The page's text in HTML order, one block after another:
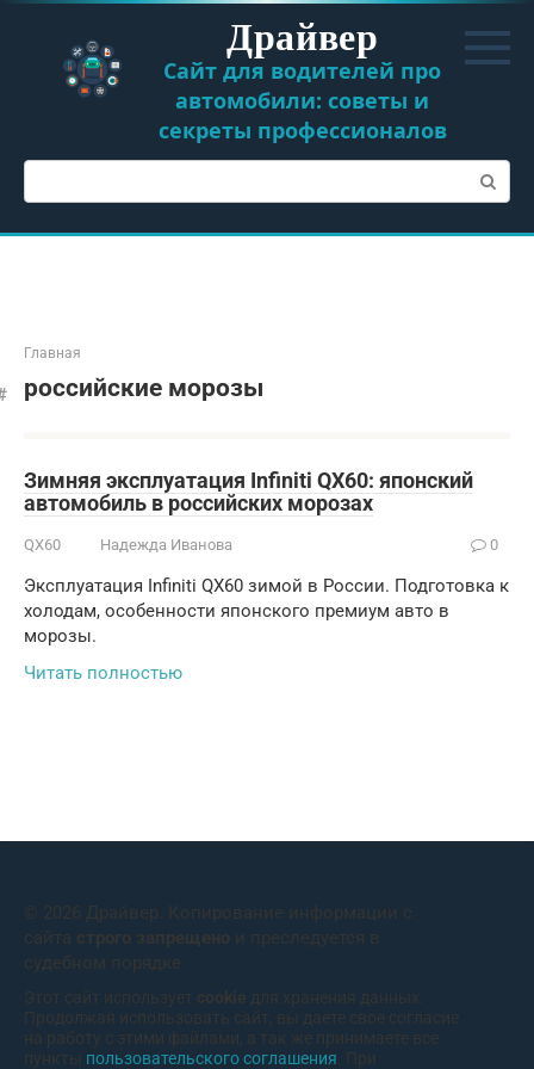
Перейти
контенту
Драйвер
Сайт для водителей про
автомобили: советы и
секреты профессионалов
Поиск:
Главная
российские морозы
Зимняя эксплуатация Infiniti QX60: японский
автомобиль в российских морозах
QX60 Надежда Иванова 0
Эксплуатация Infiniti QX60 зимой в России. Подготовка к
холодам, особенности японского премиум авто в
морозы.
Читать полностью
© 2026 Драйвер. Копирование информации с
сайта строго запрещено и преследуется в
судебном порядке
Этот сайт использует cookie для хранения данных.
Продолжая использовать сайт, вы даете свое согласие
на работу с этими файлами, а так же принимаете все
пункты пользовательского соглашения . При